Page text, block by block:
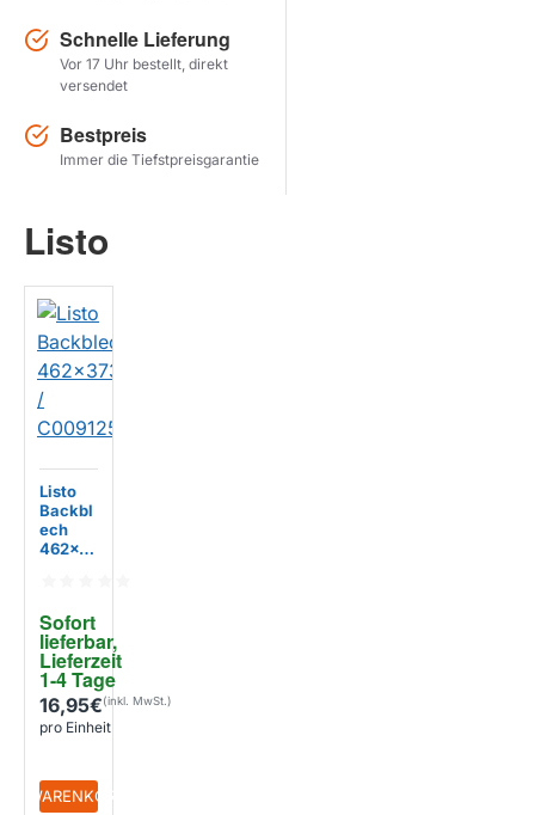
PRODUKTE ANZEIGEN
Schnelle Lieferung
Vor 17 Uhr bestellt, direkt
versendet
Bestpreis
Immer die Tiefstpreisgarantie
Listo
Sofort
lieferbar,
Lieferzeit
1-4 Tage
Listo
Backbl
ech
462x3
16,95€
pro Einheit
+ WARENKORB